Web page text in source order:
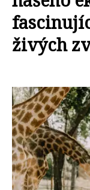
živých